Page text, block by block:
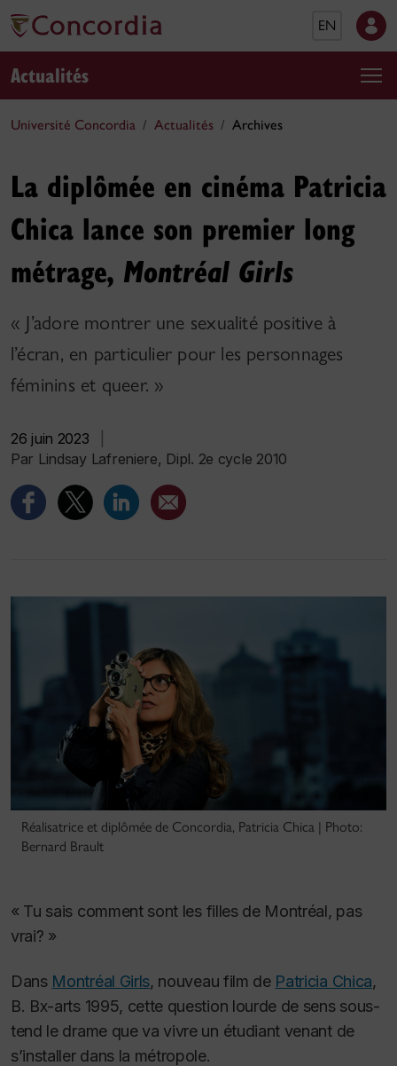
EN
Actualités
Université Concordia Actualités Archives
La diplômée en cinéma Patricia
Chica lance son premier long
métrage, Montréal Girls
« J’adore montrer une sexualité positive à
l’écran, en particulier pour les personnages
féminins et queer. »
26 juin 2023
Par Lindsay Lafreniere, Dipl. 2e cycle 2010
Réalisatrice et diplômée de Concordia, Patricia Chica | Photo:
Bernard Brault
« Tu sais comment sont les filles de Montréal, pas
vrai? »
Dans Montréal Girls, nouveau film de Patricia Chica,
B. Bx-arts 1995, cette question lourde de sens sous-
tend le drame que va vivre un étudiant venant de
s’installer dans la métropole.